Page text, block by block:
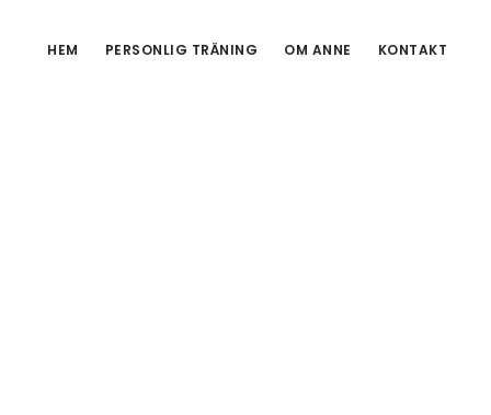
HEM PERSONLIG TRÄNING OM ANNE KONTAKT